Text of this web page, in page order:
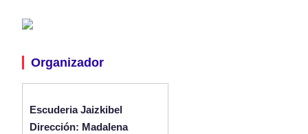
Organizador
Escuderia Jaizkibel
Dirección: Madalena